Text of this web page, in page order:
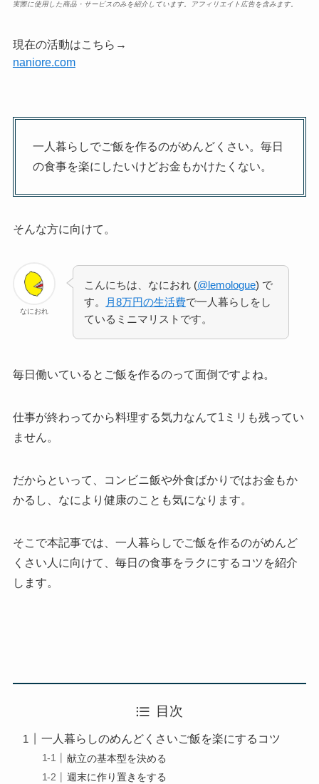
実際に使用した商品・サービスのみを紹介しています。アフィリエイト広告を含みます。
現在の活動はこちら→
naniore.com
一人暮らしでご飯を作るのがめんどくさい。毎日
の食事を楽にしたいけどお金もかけたくない。
そんな方に向けて。
なにおれ
こんにちは、なにおれ (@lemologue) で
す。
月8万円の生活費で一人暮らしをし
ているミニマリストです。
毎日働いているとご飯を作るのって面倒ですよね。
仕事が終わってから料理する気力なんて1ミリも残ってい
ません。
だからといって、コンビニ飯や外食ばかりではお金もか
かるし、なにより健康のことも気になります。
そこで本記事では、一人暮らしでご飯を作るのがめんど
くさい人に向けて、毎日の食事をラクにするコツを紹介
します。
目次
一人暮らしのめんどくさいご飯を楽にするコツ
献立の基本型を決める
週末に作り置きをする